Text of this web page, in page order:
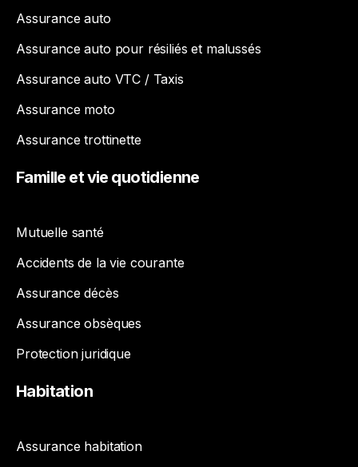
Assurance auto
Assurance auto pour résiliés et malussés
Assurance auto VTC / Taxis
Assurance moto
Assurance trottinette
Famille etvie quotidienne
Mutuelle santé
Accidents de la vie courante
Assurance décès
Assurance obsèques
Protection juridique
Habitation
Assurance habitation